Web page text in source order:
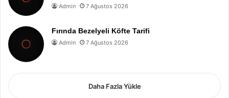
Admin 7 Ağustos 2026
Fırında Bezelyeli Köfte Tarifi
Admin 7 Ağustos 2026
Daha Fazla Yükle